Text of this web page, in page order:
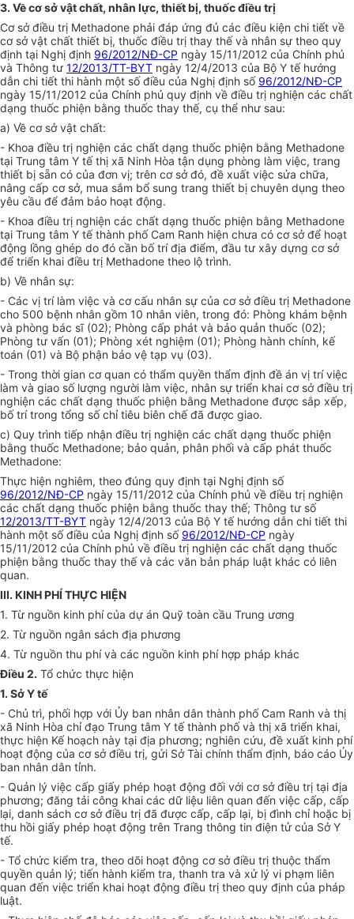
3. Về cơ sở vật chất, nhân lực, thiết bị, thuốc điều trị
Cơ sở điều trị Methadone phải đáp ứng đủ các điều kiện chi tiết về
cơ sởvật chất thiết bị, thuốc điều trị thay thế và nhân sự theo quy
định tại Nghị định 96/2012/NĐ-CP ngày 15/11/2012 của Chính phủ
và Thông tư 12/2013/TT-BYT ngày 12/4/2013 của Bộ Y tế hướng
dẫn chi tiết thi hành một số điều của Nghị định số 96/2012/NĐ-CP
ngày 15/11/2012 của Chính phủ quy định về điều trị nghiện các chất
dạng thuốc phiện bằng thuốc thay thế, cụ thể như sau:
a) Về cơ sở vật chất:
- Khoa điều trị nghiện các chất dạng thuốc phiện bằng Methadone
tại Trung tâm Y tếthị xã Ninh Hòa tận dụng phòng làm việc, trang
thiết bị sẵn có của đơn vị; trên cơ sở đó, đề xuất việc sửa chữa,
nâng cấp cơ sở, mua sắm bổ sung trang thiết bị chuyên dụng theo
yêu cầu để đảm bảo hoạt động.
- Khoa điều trị nghiện các chất dạng thuốc phiện bằng Methadone
tại Trung tâm Y tế thành phố Cam Ranh hiện chưa có cơ sở để hoạt
động lồng ghép do đó cần bố trí địa điểm, đầu tư xây dựng cơ sở
để triển khai điều trị Methadone theo lộ trình.
b) Về nhân sự:
- Các vị trí làm việc và cơ cấu nhân sự của cơ sở điều trị Methadone
cho 500 bệnh nhân gồm 10 nhân viên, trong đó: Phòng khám bệnh
và phòng bác sĩ (02); Phòng cấp phát và bảo quản thuốc (02);
Phòng tư vấn (01); Phòng xét nghiệm (01); Phòng hành chính, kế
toán (01) và Bộ phận bảo vệ tạp vụ (03).
- Trong thời gian cơ quan có thẩm quyền thẩm định đề án vị trí việc
làm và giao số lượng người làm việc, nhân sự triển khai cơ sở điều trị
nghiện các chất dạng thuốc phiện bằng Methadone được sắp xếp,
bố trí trong tổng số chỉ tiêu biên chế đã được giao.
c) Quy trình tiếp nhận điều trị nghiện các chất dạng thuốc phiện
bằng thuốc Methadone; bảo quản, phân phối và cấp phát thuốc
Methadone:
Thực hiện nghiêm, theo đúng quy định tại Nghị định số
96/2012/NĐ-CP ngày 15/11/2012 của Chính phủ về điều trị nghiện
các chất dạng thuốc phiện bằng thuốc thay thế; Thông tư số
12/2013/TT-BYT ngày 12/4/2013 của Bộ Y tế hướng dẫn chi tiết thi
hành một số điều của Nghị định số 96/2012/NĐ-CP ngày
15/11/2012 của Chính phủ về điều trị nghiện các chất dạng thuốc
phiện bằng thuốc thay thế và các văn bản pháp luật khác có liên
quan.
III. KINH PHÍ THỰC HIỆN
1. Từ nguồn kinh phí của dự án Quỹ toàn cầu Trung ương
2. Từ nguồn ngân sách địa phương
4. Từ nguồn thu phí và các nguồn kinh phí hợp pháp khác
Điều 2. Tổ chức thực hiện
1. Sở Y tế
- Chủ trì, phối hợp với Ủy ban nhân dân thành phố Cam Ranh và thị
xã Ninh Hòa chỉ đạo Trung tâm Y tế thành phố và thị xã triển khai,
thực hiện Kế hoạch này tại địa phương; nghiên cứu, đề xuất kinh phí
hoạt động của cơ sở điều trị, gửi Sở Tài chính thẩm định, báo cáo Ủy
ban nhân dân tỉnh.
- Quản lý việc cấp giấy phép hoạt động đối với cơ sở điều trị tại địa
phương; đăng tải công khai các dữ liệu liên quan đến việc cấp, cấp
lại, danh sách cơ sở điều trị đã được cấp, cấp lại, bị đình chỉ hoặc bị
thu hồi giấy phép hoạt động trên Trang thông tin điện tử của Sở Y
tế.
- Tổ chức kiểm tra, theo dõi hoạt động cơ sở điều trị thuộc thẩm
quyền quản lý; tiến hành kiểm tra, thanh tra và xử lý vi phạm liên
quan đến việc triển khai hoạt động điều trị theo quy định của pháp
luật.